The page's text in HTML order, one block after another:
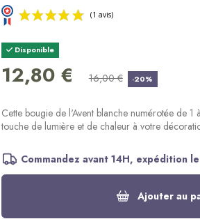
Disponible
12,80 € 16,00 € -20%
Cette bougie de l'Avent blanche numérotée de
touche de lumière et de chaleur à votre
Commandez avant 14H, expédition
Ajouter au